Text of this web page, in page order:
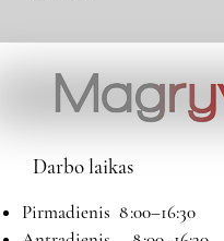
Darbo laikas
Pirmadienis 8 :00–16:30